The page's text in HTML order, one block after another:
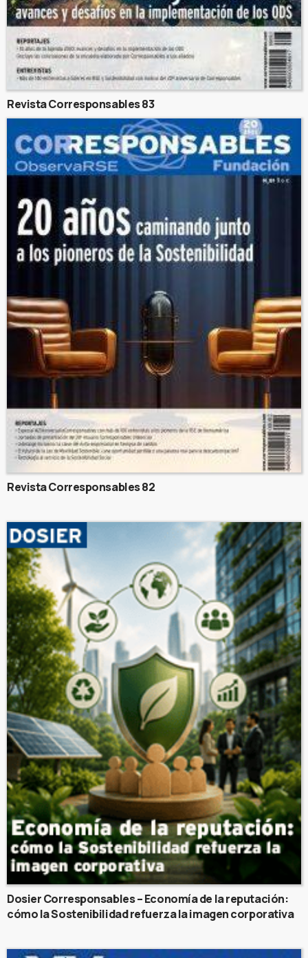
Revista Corresponsables 83
Revista Corresponsables 82
Dosier Corresponsables – Economía de la reputación:
cómo la Sostenibilidad refuerza la imagen corporativa